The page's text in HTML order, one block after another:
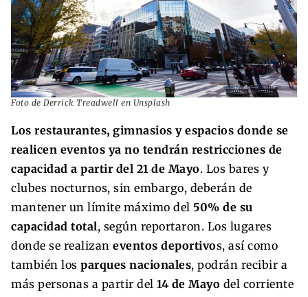
Foto de Derrick Treadwell en Unsplash
Los restaurantes, gimnasios y espacios donde se
realicen eventos ya no tendrán restricciones de
capacidad a partir del 21 de Mayo. Los bares y
clubes nocturnos, sin embargo, deberán de
mantener un límite máximo del 50% de su
capacidad total, según reportaron. Los lugares
donde se realizan eventos deportivos, así como
también los parques nacionales, podrán recibir a
más personas a partir del 14 de Mayo del corriente